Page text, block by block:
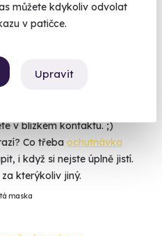
můžete kdykoliv odvolat
v patičce.
Upravit
skladě přes 100. Jste
letadlem
v blízkém kontaktu. ;)
Co třeba ochutnávka
i když si nejste úplně jistí.
kterýkoliv jiný.